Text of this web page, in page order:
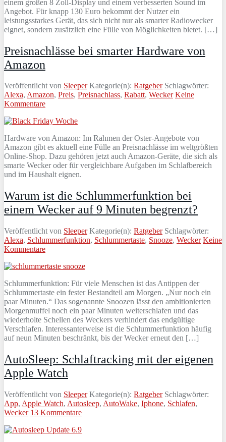
einem großen 8 Zoll-Display und einem verbesserten Sound im
Angebot. Für knapp 130 Euro bekommt der Nutzer ein
leistungsstarkes Gerät, das sich nicht nur als smarter Radiowecker
eignet, sondern zusätzlich eine Fülle von Möglichkeiten bietet. […]
Preisnachlässe bei smarter Hardware von
Amazon
Veröffentlicht von Sleeper Kategorie(n): RatgeberSchlagwörter:
Alexa, Amazon, Preis, Preisnachlass, Rabatt, Wecker Keine
Kommentare
Hardware von Amazon: Im Rahmen der Oster-Angebote von
Amazon gibt es aktuell eine Fülle an Preisnachlässe im weltgrößten
Online-Shop. Dazu gehören jetzt auch Amazon-Geräte, die sich als
smarte Wecker oder für vergleichbare Aufgaben im Schlafbereich
und im Haushalt eignen.
Warum ist die Schlummerfunktion bei
einem Wecker auf 9 Minuten begrenzt?
Veröffentlicht von Sleeper Kategorie(n): RatgeberSchlagwörter:
Alexa, Schlummerfunktion, Schlummertaste, Snooze, Wecker Keine
Kommentare
Schlummerfunktion: Für viele Menschen ist das Antippen der
Schlummertaste ein fester Bestandteil am Morgen. „Nur noch ein
paar Minuten.“ Das sogenannte Snoozen lässt den ambitionierten
Morgenmuffel noch ein paar Minuten weiterschlafen und das
wiederholte Schellen des Weckers verhindert das endgültige
Verschlafen. Interessanterweise ist die Schlummerfunktion häufig
auf neun Minuten beschränkt, bis der Wecker erneut den […]
AutoSleep: Schlaftracking mit der eigenen
Apple Watch
Veröffentlicht von Sleeper Kategorie(n): RatgeberSchlagwörter:
App, Apple Watch, Autosleep, AutoWake, Iphone, Schlafen,
Wecker 13 Kommentare